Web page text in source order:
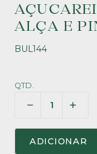
ALÇA E
BUL144
QTD.
ADICIONAR